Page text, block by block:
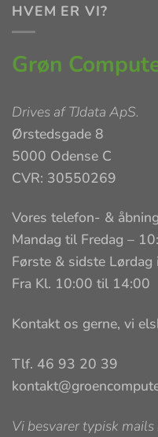
HVEM ER VI?
Grøn
Drives afTJdata ApS.
Ørstedsgade 8
5000 Odense C
CVR: 30550269
Vores telefon- &
Mandag til Fredag –
Første & sidste Lørdag
Fra Kl. 10:00 til 14:00
Kontakt os gerne, vi
Tlf. 46 93 20 39
Vi besvarer typisk